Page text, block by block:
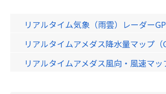
リアルタイム気象（雨雲）レーダー
リアルタイムアメダス降水量マップ
リアルタイムアメダス風向・風速マ